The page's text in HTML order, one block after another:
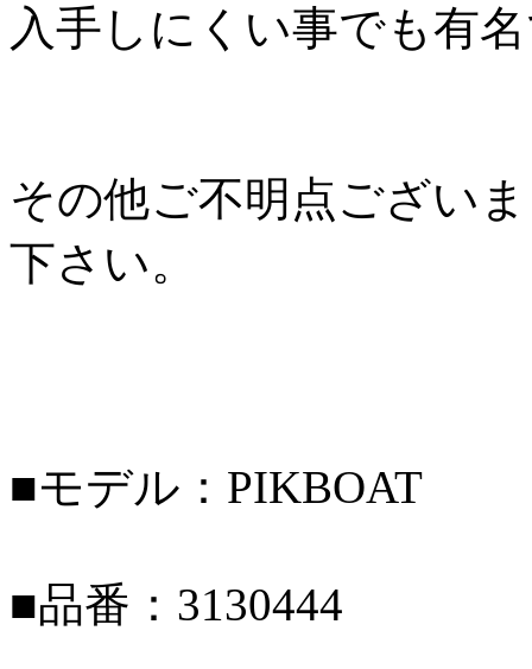
入手しにくい事でも有
その他ご不明点ござい
下さい。
■モデル：PIKBOAT
■品番：3130444